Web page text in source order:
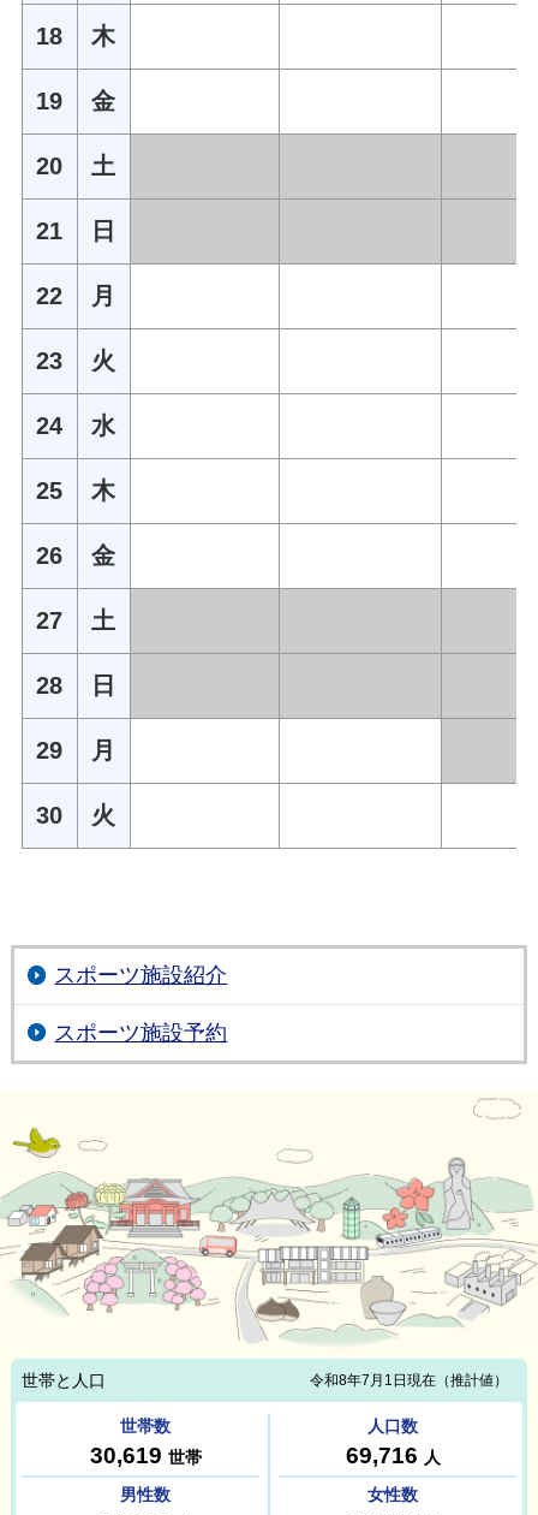
18 木
19 金
20 土
21 日
22 月
23 火
24 水
25 木
26 金
27 土
28 日
29 月
30 火
スポーツ施設紹介
スポーツ施設予約